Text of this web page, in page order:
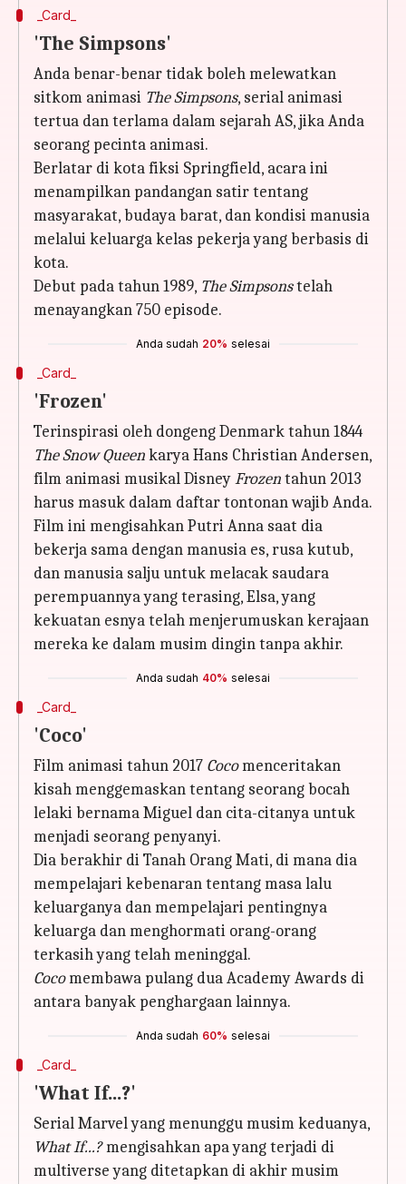
_Card_
'The Simpsons'
Anda benar-benar tidak boleh melewatkan
sitkom animasi The Simpsons, serial animasi
tertua dan terlama dalam sejarah AS, jika Anda
seorang pecinta animasi.
Berlatar di kota fiksi Springfield, acara ini
menampilkan pandangan satir tentang
masyarakat, budaya barat, dan kondisi manusia
melalui keluarga kelas pekerja yang berbasis di
kota.
Debut pada tahun 1989, The Simpsonstelah
menayangkan 750 episode.
Anda sudah 20% selesai
_Card_
'Frozen'
Terinspirasi oleh dongeng Denmark tahun 1844
The Snow Queenkarya Hans Christian Andersen,
film animasi musikal DisneyFrozentahun 2013
harus masuk dalam daftar tontonan wajib Anda.
Film ini mengisahkan Putri Anna saat dia
bekerja sama dengan manusia es, rusa kutub,
dan manusia salju untuk melacak saudara
perempuannya yang terasing, Elsa, yang
kekuatan esnya telah menjerumuskan kerajaan
mereka ke dalam musim dingin tanpa akhir.
Anda sudah 40% selesai
_Card_
'Coco'
Film animasi tahun 2017 Cocomenceritakan
kisah menggemaskan tentang seorang bocah
lelaki bernama Miguel dan cita-citanya untuk
menjadi seorang penyanyi.
Dia berakhir di Tanah Orang Mati, di mana dia
mempelajari kebenaran tentang masa lalu
keluarganya dan mempelajari pentingnya
keluarga dan menghormati orang-orang
terkasih yang telah meninggal.
Cocomembawa pulang dua Academy Awards di
antara banyak penghargaan lainnya.
Anda sudah 60% selesai
_Card_
'What If...?'
Serial Marvel yang menunggu musim keduanya,
What If...?mengisahkan apa yang terjadi di
multiverse yang ditetapkan di akhir musim